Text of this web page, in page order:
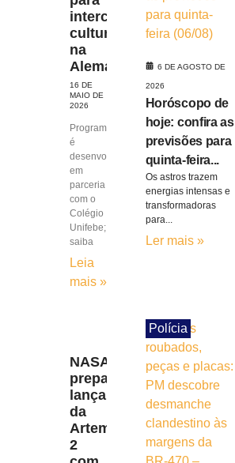
intercâmbio
cultural
na
Alemanha
16 DE
MAIO DE
2026
Programa
é
desenvolvido
em
parceria
com o
Colégio
Unifebe;
saiba
Leia
mais »
NASA
prepara
lançamento
da
Artemis
2
6 DE AGOSTO DE
2026
Horóscopo de
hoje: confira as
previsões para
quinta-feira...
Os astros trazem
energias intensas e
transformadoras
para...
Ler mais »
Polícia